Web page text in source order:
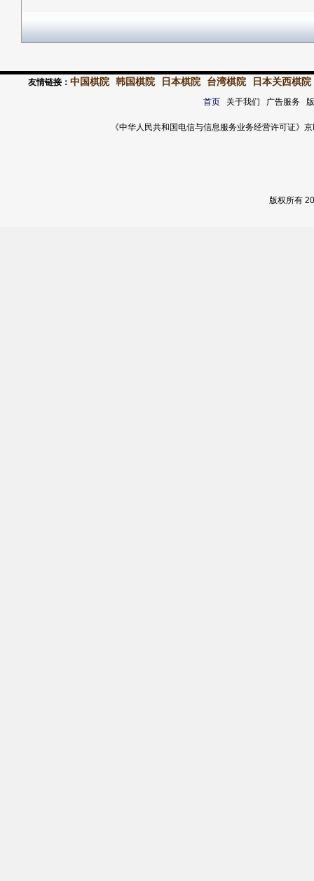
友情链接： 中国棋院 韩国棋院 日本棋院 台湾棋院 日本关西棋院
首页关于我们 广告服务
《中华人民共和国电信与信息服务业务经营许可证
版权所有